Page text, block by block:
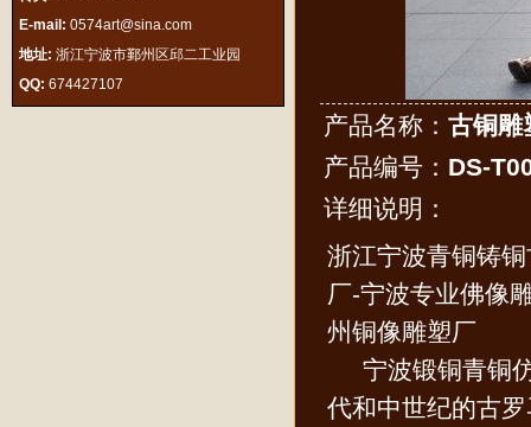
E-mail: 0574art@sina.com
地址: 浙江宁波市鄞州区邱二工业园
QQ: 674427107
产品名称： 古铜雕
产品编号： DS-
详细说明：
浙江宁波青铜铸
厂-宁波专业佛像
州铜像雕塑厂
宁波锻铜青铜仿
代和中世纪的古